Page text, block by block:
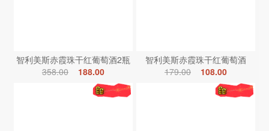
智利美斯赤霞珠干红葡萄酒2瓶
358.00
188.00
智利美斯赤霞珠干红葡萄酒
179.00
108.00